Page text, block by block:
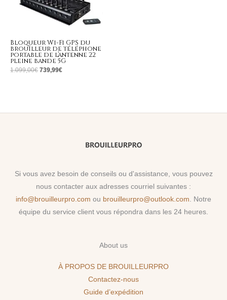
Bloqueur Wi-Fi GPS du
brouilleur de téléphone
portable de l’antenne 22
pleine bande 5G
1.099,00€ 739,99€
Si vous avez besoin de conseils ou d'assistance, vous pouvez
nous contacter aux adresses courriel suivantes :
info@brouilleurpro.com ou brouilleurpro@outlook.com . Notre
équipe du service client vous répondra dans les 24 heures.
About us
À PROPOS DE BROUILLEURPRO
Contactez-nous
Guide d’expédition